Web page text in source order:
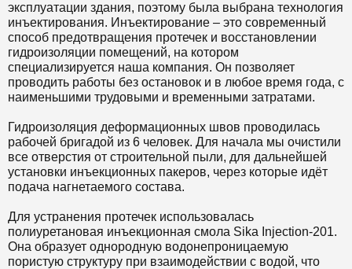
эксплуатации здания, поэтому была выбрана технология
инъектирования. Инъектирование – это современный
способ предотвращения протечек и восстановлении
гидроизоляции помещений, на котором
специализируется наша компания. Он позволяет
проводить работы без остановок и в любое время года, с
наименьшими трудовыми и временными затратами.
Гидроизоляция деформационных швов проводилась
рабочей бригадой из 6 человек. Для начала мы очистили
все отверстия от строительной пыли, для дальнейшей
установки инъекционных пакеров, через которые идёт
подача нагнетаемого состава.
Для устранения протечек использовалась
полиуретановая инъекционная смола Sika Injection-201.
Она образует однородную водонепроницаемую
пористую структуру при взаимодействии с водой, что